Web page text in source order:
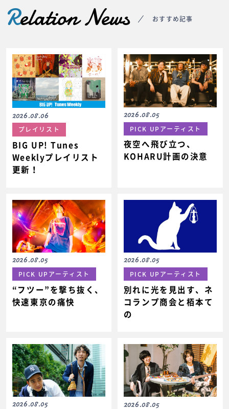
Relation News おすすめ記事
2026.08.06
プレイリスト
BIG UP! Tunes
Weeklyプレイリスト
更新！
2026.08.05
PICK UPアーティスト
夜空へ飛び立つ、
KOHARU計画の決意
2026.08.05
PICK UPアーティスト
“フツー”を撃ち抜く、
快速東京の痛快
2026.08.05
PICK UPアーティスト
別れに光を見出す、ネ
コランプ商会と栢本て
の
2026.08.05 2026.08.05